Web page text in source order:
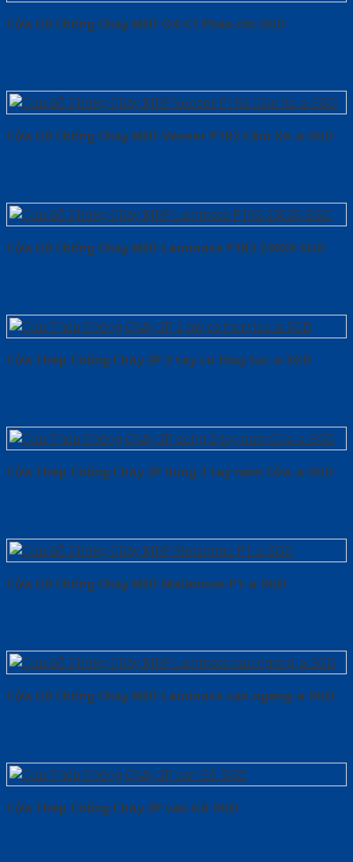
Cửa Gỗ Chống Cháy MDF O4-C1 Phào chi-SGD
Cửa Gỗ Chống Cháy MDF Veneer P1R2 Căm Xe-a-SGD
Cửa Gỗ Chống Cháy MDF Laminate P1R2 23029-SGD
Cửa Thép Chống Cháy 2P 2 tay co thuy luc-a-SGD
Cửa Thép Chống Cháy 2P dung 2 tay nam Cửa-a-SGD
Cửa Gỗ Chống Cháy MDF Melamine P1-a-SGD
Cửa Gỗ Chống Cháy MDF Laminate van ngang-a-SGD
Cửa Thép Chống Cháy 2P van Gỗ-SGD